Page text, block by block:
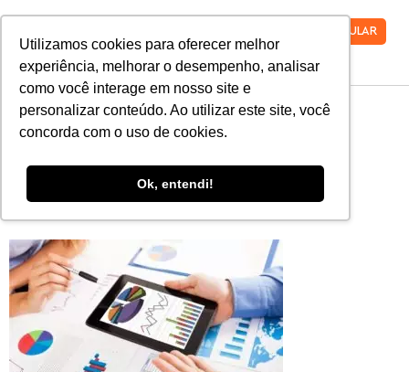
Utilizamos cookies para oferecer melhor
experiência, melhorar o desempenho, analisar
como você interage em nosso site e
personalizar conteúdo. Ao utilizar este site, você
concorda com o uso de cookies.
Ok, entendi!
VESTIBULAR
pos-graduacao-
auditoria-pericia-
contabil-faro